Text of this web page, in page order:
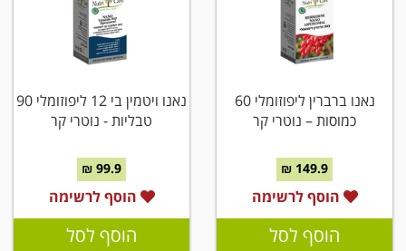
נאנו ברברין ליפוזומלי 60
כמוסות – נוטרי קר
149.9 ₪
הוסף לרשימה
הוסף לסל
נאנו ויטמין בי 12 ליפוזומלי 90
טבליות - נוטרי קר
99.9 ₪
הוסף לרשימה
הוסף לסל